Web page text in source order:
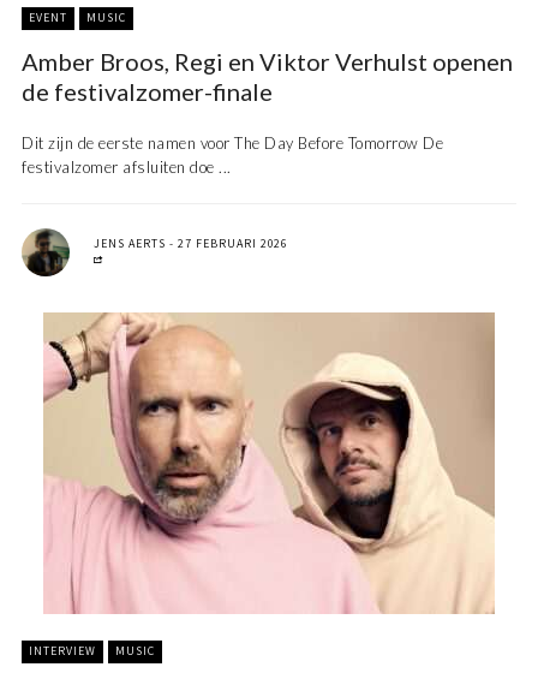
EVENT MUSIC
Amber Broos, Regi en Viktor Verhulst openen
de festivalzomer-finale
Dit zijn de eerste namen voor The Day Before Tomorrow De
festivalzomer afsluiten doe ...
JENS AERTS 27 FEBRUARI 2026
INTERVIEW MUSIC